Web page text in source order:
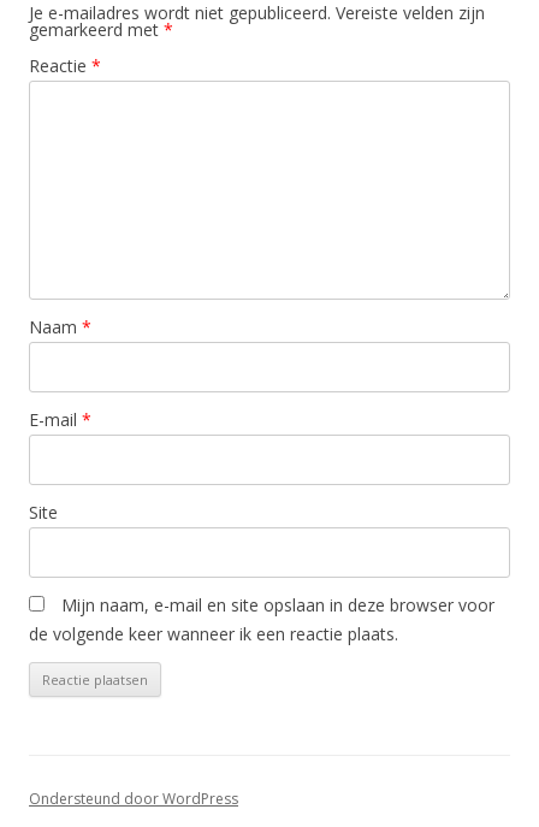
Je e-mailadres wordt niet gepubliceerd. Vereiste velden zijn
gemarkeerd met *
Reactie *
Naam *
E-mail *
Site
Mijn naam, e-mail en site opslaan in deze browser voor
de volgende keer wanneer ik een reactie plaats.
Ondersteund door WordPress